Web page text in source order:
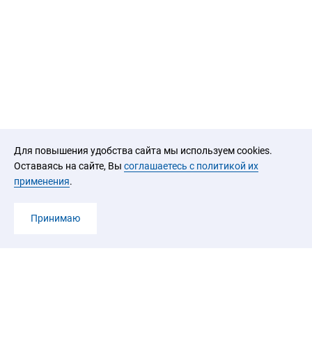
Для повышения удобства сайта мы используем cookies.
Оставаясь на сайте, Вы соглашаетесь с политикой их
применения.
Принимаю